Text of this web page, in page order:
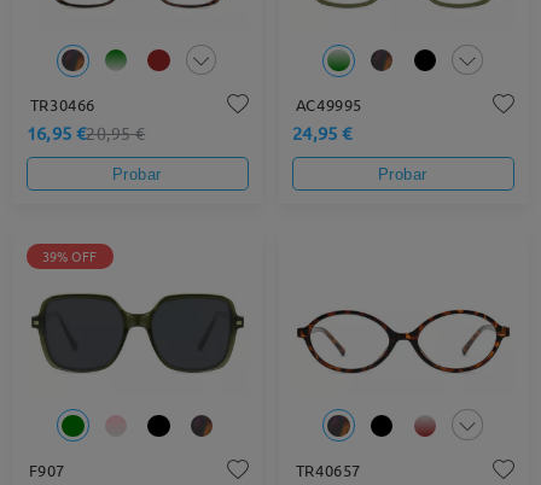
TR30466
16,95 €20,95 €
Probar
AC49995
24,95 €
Probar
39% OFF
F907 TR40657